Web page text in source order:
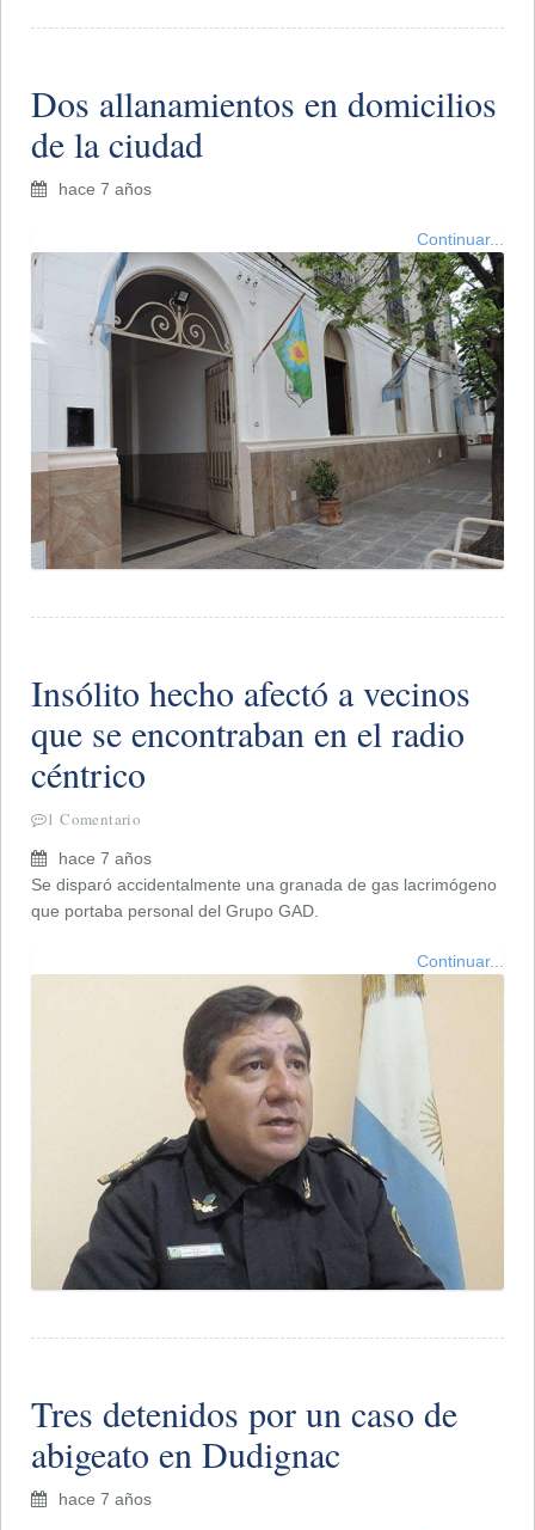
Dos allanamientos en domicilios
de la ciudad
hace 7 años
Continuar...
Insólito hecho afectó a vecinos
que se encontraban en el radio
céntrico
1 Comentario
hace 7 años
Se disparó accidentalmente una granada de gas lacrimógeno
que portaba personal del Grupo GAD.
Continuar...
Tres detenidos por un caso de
abigeato en Dudignac
hace 7 años